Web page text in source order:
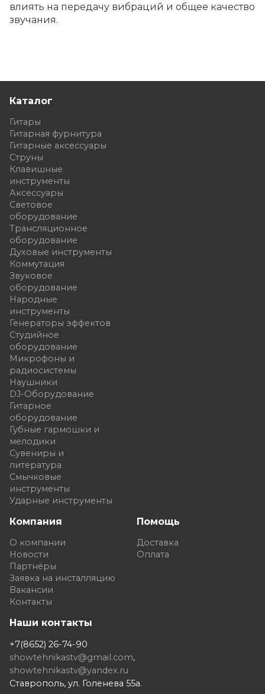
влиять на передачу вибраций и общее качество
звучания.
Каталог
Гитары
Гитарная фурнитура
Гитарные аксессуары
Струны
Клавишные
инструменты
Аксессуары
Световое
оборудование
Трансляционное
оборудование
Духовые инструменты
Коммутация
Звуковое
оборудование
Народные
инструменты
Генераторы эффектов
Студийное
оборудование
Микрофоны и
радиосистемы
Наушники
DJ-Оборудование
Гитарное
оборудование
Губные гармошки и
мелодики
Сувениры и
литература
Смычковые
инструменты
Ударные инструменты
Компания
О компании
Новости
Партнёры
Заявка на инсталляцию
Вакансии
Контакты
Помощь
Доставка
Оплата
Наши контакты
+7(8652) 26-74-90
showtehnikastv@gmail.com,
showtehnikastv@yandex.ru
Ставрополь, ул. Голенева 55а.